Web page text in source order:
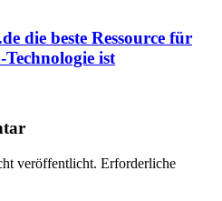
die beste Ressource für
ist
veröffentlicht. Erforderliche